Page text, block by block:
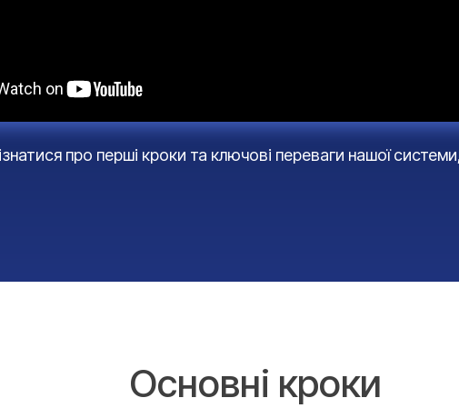
про перші кроки та ключові переваги нашої
Основні кроки